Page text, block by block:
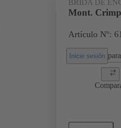
BRIDA DE
Mont.
Artículo Nº:
Inicie sesión